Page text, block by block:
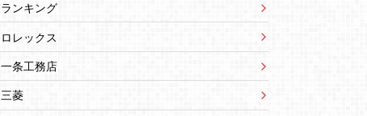
ランキング
ロレックス
一条工務店
三菱